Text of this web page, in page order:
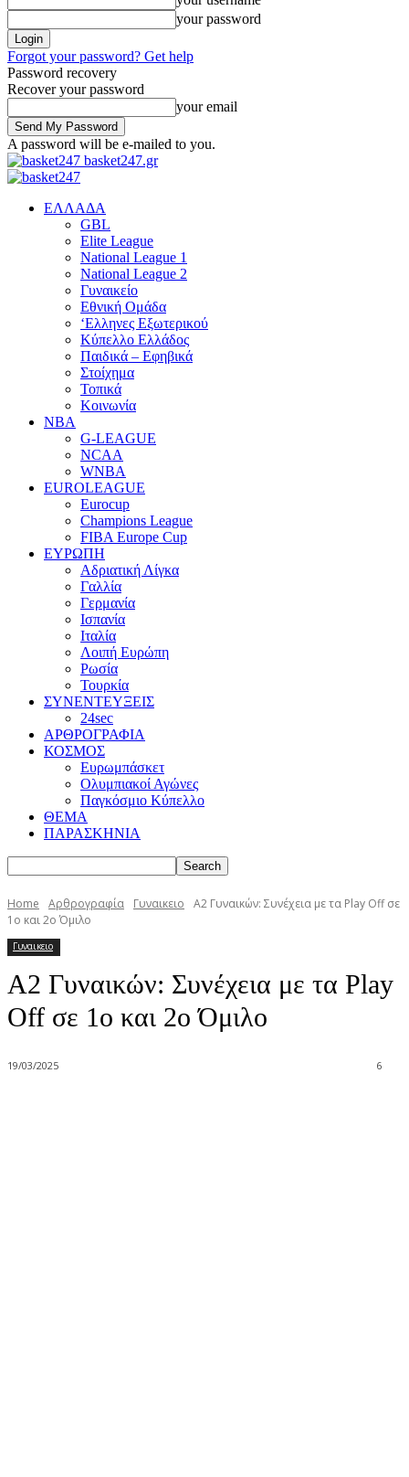
your password
Forgot your password? Get help
Password recovery
Recover your password
your email
A password will be e-mailed to you.
basket247.gr
EΛΛΑΔΑ
GBL
Elite League
National League 1
National League 2
Γυναικείο
Εθνική Ομάδα
‘Ελληνες Εξωτερικού
Κύπελλο Ελλάδος
Παιδικά – Εφηβικά
Στοίχημα
Τοπικά
Κοινωνία
NBA
G-LEAGUE
NCAA
WNBA
ΕUROLEAGUE
Eurocup
Champions League
FIBA Europe Cup
ΕΥΡΩΠΗ
Αδριατική Λίγκα
Γαλλία
Γερμανία
Ισπανία
Ιταλία
Λοιπή Ευρώπη
Ρωσία
Τουρκία
ΣΥΝΕΝΤΕΥΞΕΙΣ
24sec
ΑΡΘΡΟΓΡΑΦΙΑ
ΚΟΣΜΟΣ
Ευρωμπάσκετ
Ολυμπιακοί Αγώνες
Παγκόσμιο Κύπελλο
ΘΕΜΑ
ΠΑΡΑΣΚΗΝΙΑ
Home Αρθρογραφία Γυναικειο
Α2 Γυναικών: Συνέχεια με τα Play Off σε
1ο και 2ο Όμιλο
Γυναικειο
Α2 Γυναικών: Συνέχεια με τα Play
Off σε 1ο και 2ο Όμιλο
19/03/2025 6